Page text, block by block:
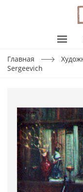
Главная
Sergeevich